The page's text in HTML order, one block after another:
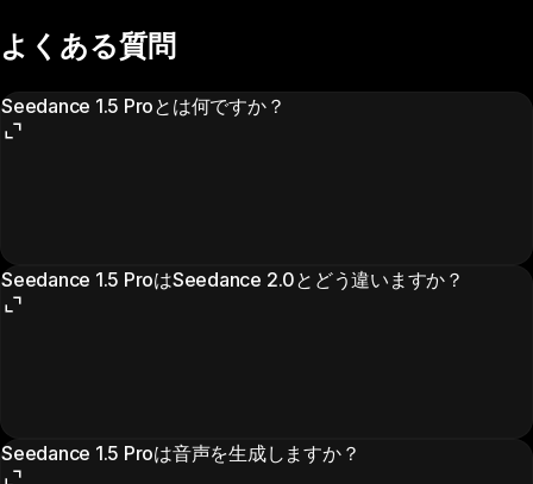
よくある質問
Seedance 1.5 Proとは何ですか？
Seedance 1.5 ProはSeedance 2.0とどう違いますか？
Seedance 1.5 Proは音声を生成しますか？